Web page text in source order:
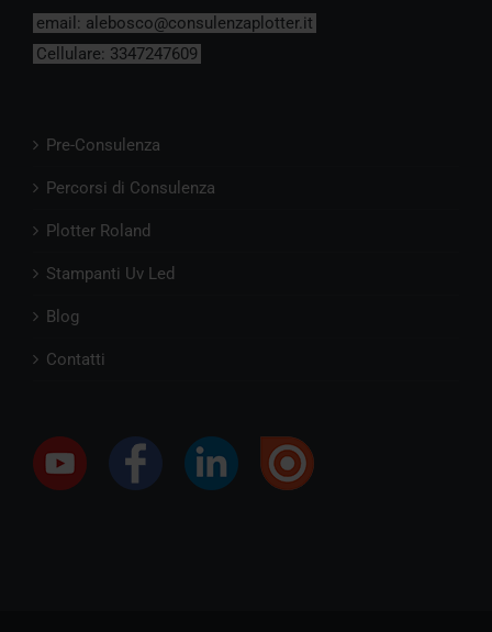
email: alebosco@consulenzaplotter.it
Cellulare: 3347247609
Pre-Consulenza
Percorsi di Consulenza
Plotter Roland
Stampanti Uv Led
Blog
Contatti